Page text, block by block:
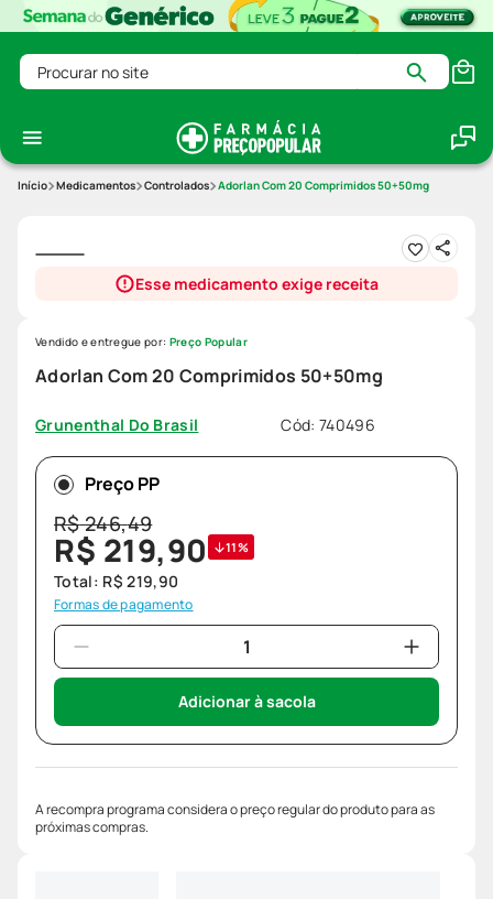
Procurar no site
Medicamentos Controlados Adorlan Com 20 Comprimidos 50+50mg
Esse medicamento exige receita
Adorlan Com 20 Comprimidos 50+50mg
Grunenthal Do Brasil Cód:740496
Vendido e entregue por: Preço Popular
Preço PP
R$246,49
R$ 219,90 11%
Total: R$ 219,90
Formas de pagamento
Adicionar à sacola
A recompra programa considera o preço regular do produto para as
próximas compras.